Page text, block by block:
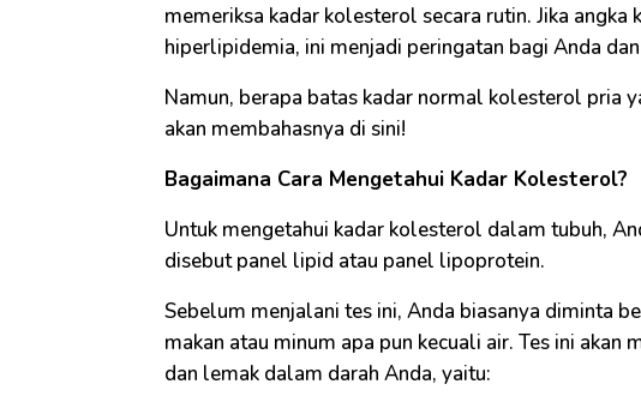
memeriksa kadar kolesterol secara rutin. Jika
hiperlipidemia, ini menjadi peringatan bagi Anda
Namun, berapa batas kadar normal kolesterol pria
akan membahasnya di sini!
Bagaimana Cara Mengetahui Kadar Kolesterol?
Untuk mengetahui kadar kolesterol dalam tubuh,
disebut panel lipid atau panel lipoprotein.
Sebelum menjalani tes ini, Anda biasanya diminta
makan atau minum apa pun kecuali air. Tes ini akan
dan lemak dalam darah Anda, yaitu: